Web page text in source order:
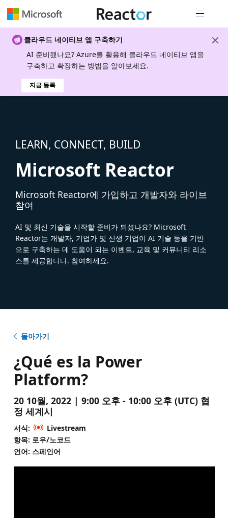
클라우드 네이티브 앱 구축하기
AI 준비됐나요? Azure를 활용해 클라우드 네이티브 앱을
구축하고 확장하는 방법을 알아보세요.
지금 등록
LEARN, CONNECT, BUILD
Microsoft Reactor
Microsoft Reactor에 가입하고 개발자와 라이브
참여
AI 및 최신 기술을 시작할 준비가 되셨나요? Microsoft
Reactor는 개발자, 기업가 및 신생 기업이 AI 기술 등을 기반
으로 구축하는 데 도움이 되는 이벤트, 교육 및 커뮤니티 리소
스를 제공합니다. 참여하세요.
돌아가기
¿Qué es la Power
Platform?
20 10월, 2022 | 9:00 오후 - 10:00 오후 (UTC) 협
정 세계시
서식:
Livestream
항목: 로우/노코드
언어: 스페인어